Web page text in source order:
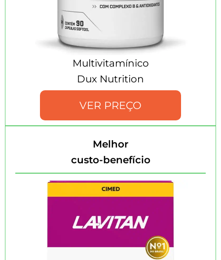
Multivitamínico
Dux Nutrition
VER PREÇO
Melhor
custo-benefício